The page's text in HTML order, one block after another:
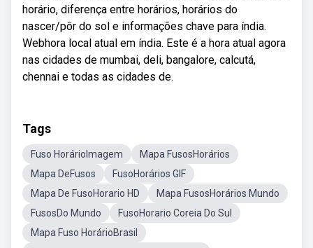
horário, diferença entre horários, horários do
nascer/pôr do sol e informações chave para índia.
Webhora local atual em índia. Este é a hora atual agora
nas cidades de mumbai, deli, bangalore, calcutá,
chennai e todas as cidades de.
Tags
Fuso HorárioImagem
Mapa FusosHorários
Mapa DeFusos
FusoHorários GIF
Mapa De FusoHorario HD
Mapa FusosHorários Mundo
FusosDo Mundo
FusoHorario Coreia Do Sul
Mapa Fuso HorárioBrasil